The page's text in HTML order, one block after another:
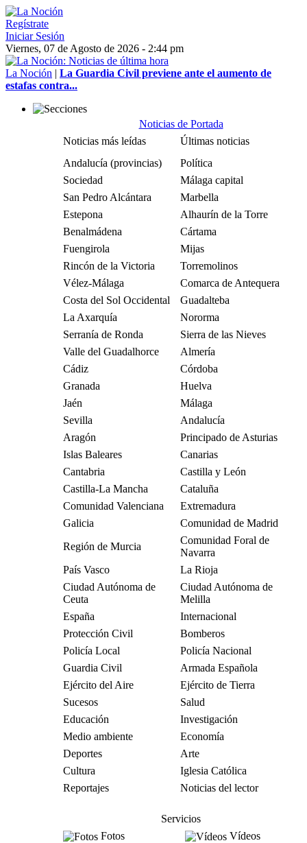
Regístrate
Iniciar Sesión
Viernes, 07 de Agosto de 2026 - 2:44 pm
La Noción | La Guardia Civil previene ante el aumento de
estafas contra...
Noticias de Portada
Noticias más leídas
Últimas noticias
Andalucía (provincias)
Política
Sociedad
Málaga capital
San Pedro Alcántara
Marbella
Estepona
Alhaurín de la Torre
Benalmádena
Cártama
Fuengirola
Mijas
Rincón de la Victoria
Torremolinos
Vélez-Málaga
Comarca de Antequera
Costa del Sol Occidental
Guadalteba
La Axarquía
Nororma
Serranía de Ronda
Sierra de las Nieves
Valle del Guadalhorce
Almería
Cádiz
Córdoba
Granada
Huelva
Jaén
Málaga
Sevilla
Andalucía
Aragón
Principado de Asturias
Islas Baleares
Canarias
Cantabria
Castilla y León
Castilla-La Mancha
Cataluña
Comunidad Valenciana
Extremadura
Galicia
Comunidad de Madrid
Región de Murcia
Comunidad Foral de
Navarra
País Vasco
La Rioja
Ciudad Autónoma de
Ceuta
Ciudad Autónoma de
Melilla
España
Internacional
Protección Civil
Bomberos
Policía Local
Policía Nacional
Guardia Civil
Armada Española
Ejército del Aire
Ejército de Tierra
Sucesos
Salud
Educación
Investigación
Medio ambiente
Economía
Deportes
Arte
Cultura
Iglesia Católica
Reportajes
Noticias del lector
Servicios
Fotos
Vídeos